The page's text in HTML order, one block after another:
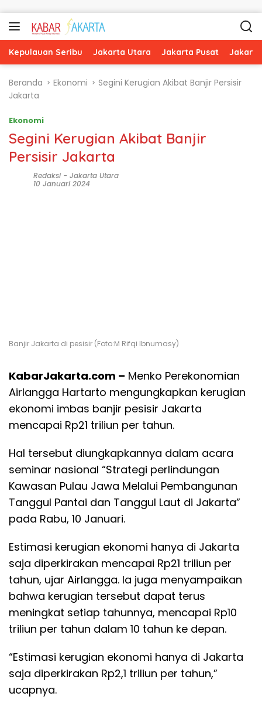
Kepulauan Seribu Jakarta Utara Jakarta Pusat
Beranda Ekonomi
Segini Kerugian Akibat Banjir Persisir
Jakarta
Ekonomi
Segini Kerugian Akibat Banjir
Persisir Jakarta
Redaksi- Jakarta Utara
10 Januari 2024
Banjir Jakarta di pesisir (Foto:M Rifqi Ibnumasy)
KabarJakarta.com – Menko Perekonomian
Airlangga Hartarto mengungkapkan kerugian
ekonomi imbas banjir pesisir Jakarta
mencapai Rp21 triliun per tahun.
Hal tersebut diungkapkannya dalam acara
seminar nasional “Strategi perlindungan
Kawasan Pulau Jawa Melalui Pembangunan
Tanggul Pantai dan Tanggul Laut di Jakarta”
pada Rabu, 10 Januari.
Estimasi kerugian ekonomi hanya di Jakarta
saja diperkirakan mencapai Rp21 triliun per
tahun, ujar Airlangga. Ia juga menyampaikan
bahwa kerugian tersebut dapat terus
meningkat setiap tahunnya, mencapai Rp10
triliun per tahun dalam 10 tahun ke depan.
“Estimasi kerugian ekonomi hanya di Jakarta
saja diperkirakan Rp2,1 triliun per tahun,”
ucapnya.